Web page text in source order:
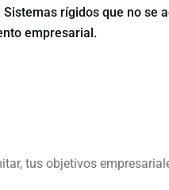
Sistemas rígidos que no se
empresarial.
tus objetivos